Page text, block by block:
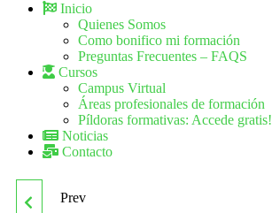
Inicio
Quienes Somos
Como bonifico mi formación
Preguntas Frecuentes – FAQS
Cursos
Campus Virtual
Áreas profesionales de formación
Píldoras formativas: Accede gratis!
Noticias
Contacto
CURSO ONLINE DE
Prev